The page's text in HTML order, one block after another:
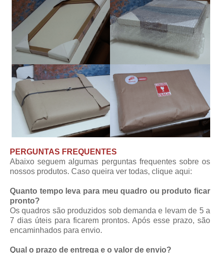
PERGUNTAS FREQUENTES
Abaixo seguem algumas perguntas frequentes sobre os
nossos produtos. Caso queira ver todas, clique aqui:
Quanto tempo leva para meu quadro ou produto ficar
pronto?
Os quadros são produzidos sob demanda e levam de 5 a
7 dias úteis para ficarem prontos. Após esse prazo, são
encaminhados para envio.
Qual o prazo de entrega e o valor de envio?